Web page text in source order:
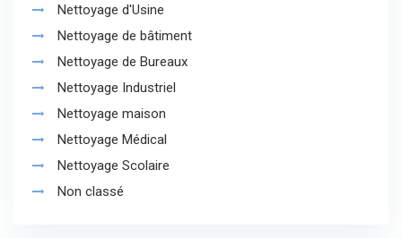
Nettoyage d'Usine
Nettoyage de bâtiment
Nettoyage de Bureaux
Nettoyage Industriel
Nettoyage maison
Nettoyage Médical
Nettoyage Scolaire
Non classé